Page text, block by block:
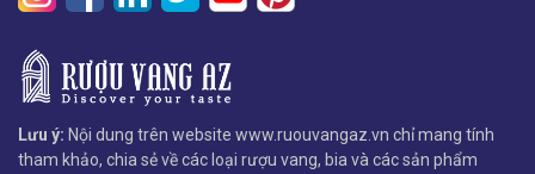
Lưu ý: Nội dung trên website www.ruouvangaz.vn chỉ mang tính
tham khảo, chia sẻ về các loại rượu vang, bia và các sản phẩm